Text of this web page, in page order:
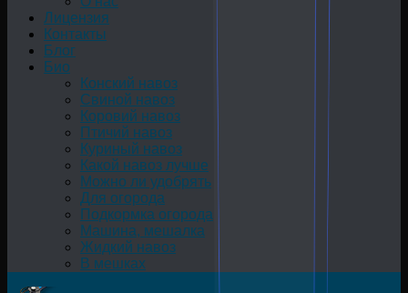
Лицензия
Контакты
Блог
Био
Конский навоз
Свиной навоз
Коровий навоз
Птичий навоз
Куриный навоз
Какой навоз лучше
Можно ли удобрять
Для огорода
Подкормка огорода
Машина, мешалка
Жидкий навоз
В мешках